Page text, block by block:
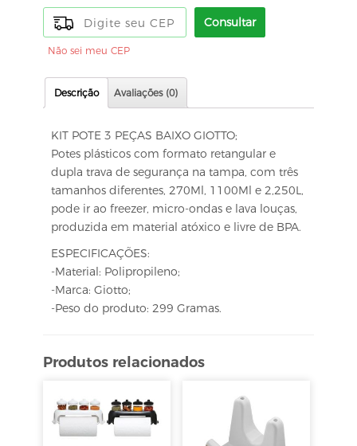
Consultar
Não sei meu CEP
Descrição Avaliações (0)
KIT POTE 3 PEÇAS BAIXO GIOTTO;
Potes plásticos com formato retangular e
dupla trava de segurança na tampa, com três
tamanhos diferentes, 270Ml, 1100Ml e 2,250L,
pode ir ao freezer, micro-ondas e lava louças,
produzida em material atóxico e livre de BPA.
ESPECIFICAÇÕES:
-Material: Polipropileno;
-Marca: Giotto;
-Peso do produto: 299 Gramas.
Produtos relacionados